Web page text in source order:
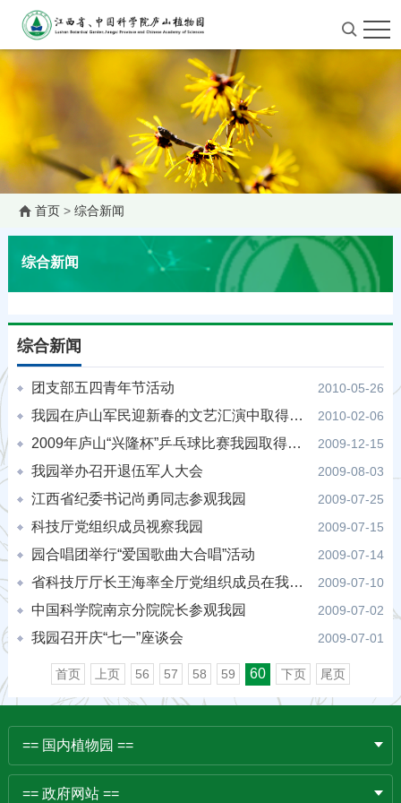
首页> 综合新闻
综合新闻
综合新闻
团支部五四青年节活动 2010-05-26
我园在庐山军民迎新春的文艺汇演中取得优异成绩 2010-02-06
2009年庐山“兴隆杯”乒乓球比赛我园取得优异成绩 2009-12-15
我园举办召开退伍军人大会 2009-08-03
江西省纪委书记尚勇同志参观我园 2009-07-25
科技厅党组织成员视察我园 2009-07-15
园合唱团举行“爱国歌曲大合唱”活动 2009-07-14
省科技厅厅长王海率全厅党组织成员在我园就分园问题现场办公 2009-07-10
中国科学院南京分院院长参观我园 2009-07-02
我园召开庆“七一”座谈会 2009-07-01
首页 上页 56 57 58 59 60 下页 尾页
== 国内植物园 ==
== 政府网站 ==